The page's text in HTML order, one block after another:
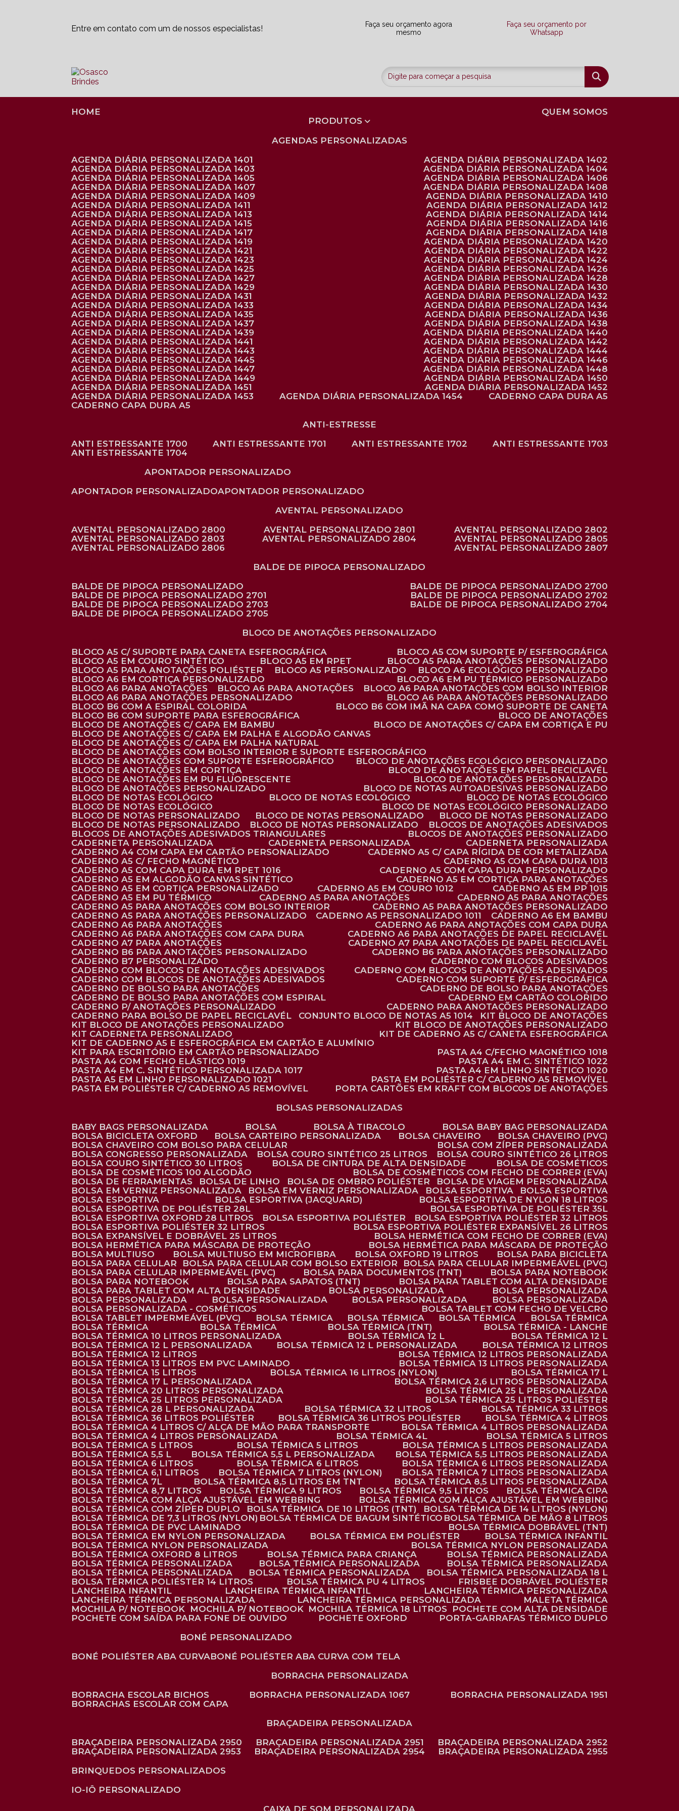
Entre em contato com um de nossos especialistas!
Faça seu orçamento agora
mesmo
Faça seu orçamento por
Whatsapp
HOME
QUEM SOMOS
PRODUTOS
AGENDAS PERSONALIZADAS
AGENDA DIÁRIA PERSONALIZADA 1401
AGENDA DIÁRIA PERSONALIZADA 1402
AGENDA DIÁRIA PERSONALIZADA 1403
AGENDA DIÁRIA PERSONALIZADA 1404
AGENDA DIÁRIA PERSONALIZADA 1405
AGENDA DIÁRIA PERSONALIZADA 1406
AGENDA DIÁRIA PERSONALIZADA 1407
AGENDA DIÁRIA PERSONALIZADA 1408
AGENDA DIÁRIA PERSONALIZADA 1409
AGENDA DIÁRIA PERSONALIZADA 1410
AGENDA DIÁRIA PERSONALIZADA 1411
AGENDA DIÁRIA PERSONALIZADA 1412
AGENDA DIÁRIA PERSONALIZADA 1413
AGENDA DIÁRIA PERSONALIZADA 1414
AGENDA DIÁRIA PERSONALIZADA 1415
AGENDA DIÁRIA PERSONALIZADA 1416
AGENDA DIÁRIA PERSONALIZADA 1417
AGENDA DIÁRIA PERSONALIZADA 1418
AGENDA DIÁRIA PERSONALIZADA 1419
AGENDA DIÁRIA PERSONALIZADA 1420
AGENDA DIÁRIA PERSONALIZADA 1421
AGENDA DIÁRIA PERSONALIZADA 1422
AGENDA DIÁRIA PERSONALIZADA 1423
AGENDA DIÁRIA PERSONALIZADA 1424
AGENDA DIÁRIA PERSONALIZADA 1425
AGENDA DIÁRIA PERSONALIZADA 1426
AGENDA DIÁRIA PERSONALIZADA 1427
AGENDA DIÁRIA PERSONALIZADA 1428
AGENDA DIÁRIA PERSONALIZADA 1429
AGENDA DIÁRIA PERSONALIZADA 1430
AGENDA DIÁRIA PERSONALIZADA 1431
AGENDA DIÁRIA PERSONALIZADA 1432
AGENDA DIÁRIA PERSONALIZADA 1433
AGENDA DIÁRIA PERSONALIZADA 1434
AGENDA DIÁRIA PERSONALIZADA 1435
AGENDA DIÁRIA PERSONALIZADA 1436
AGENDA DIÁRIA PERSONALIZADA 1437
AGENDA DIÁRIA PERSONALIZADA 1438
AGENDA DIÁRIA PERSONALIZADA 1439
AGENDA DIÁRIA PERSONALIZADA 1440
AGENDA DIÁRIA PERSONALIZADA 1441
AGENDA DIÁRIA PERSONALIZADA 1442
AGENDA DIÁRIA PERSONALIZADA 1443
AGENDA DIÁRIA PERSONALIZADA 1444
AGENDA DIÁRIA PERSONALIZADA 1445
AGENDA DIÁRIA PERSONALIZADA 1446
AGENDA DIÁRIA PERSONALIZADA 1447
AGENDA DIÁRIA PERSONALIZADA 1448
AGENDA DIÁRIA PERSONALIZADA 1449
AGENDA DIÁRIA PERSONALIZADA 1450
AGENDA DIÁRIA PERSONALIZADA 1451
AGENDA DIÁRIA PERSONALIZADA 1452
AGENDA DIÁRIA PERSONALIZADA 1453
AGENDA DIÁRIA PERSONALIZADA 1454
CADERNO CAPA DURA A5
CADERNO CAPA DURA A5
ANTI-ESTRESSE
ANTI ESTRESSANTE 1700
ANTI ESTRESSANTE 1701 ANTI ESTRESSANTE 1702
ANTI ESTRESSANTE 1703
ANTI ESTRESSANTE 1704
APONTADOR PERSONALIZADO
APONTADOR PERSONALIZADO
APONTADOR PERSONALIZADO
AVENTAL PERSONALIZADO
AVENTAL PERSONALIZADO 2800
AVENTAL PERSONALIZADO 2801
AVENTAL PERSONALIZADO 2802
AVENTAL PERSONALIZADO 2803
AVENTAL PERSONALIZADO 2804
AVENTAL PERSONALIZADO 2805
AVENTAL PERSONALIZADO 2806
AVENTAL PERSONALIZADO 2807
BALDE DE PIPOCA PERSONALIZADO
BALDE DE PIPOCA PERSONALIZADO
BALDE DE PIPOCA PERSONALIZADO 2700
BALDE DE PIPOCA PERSONALIZADO 2701
BALDE DE PIPOCA PERSONALIZADO 2702
BALDE DE PIPOCA PERSONALIZADO 2703
BALDE DE PIPOCA PERSONALIZADO 2704
BALDE DE PIPOCA PERSONALIZADO 2705
BLOCO DE ANOTAÇÕES PERSONALIZADO
BLOCO A5 C/ SUPORTE PARA CANETA ESFEROGRÁFICA
BLOCO A5 COM SUPORTE P/ ESFEROGRÁFICA
BLOCO A5 EM COURO SINTÉTICO
BLOCO A5 EM RPET
BLOCO A5 PARA ANOTAÇÕES PERSONALIZADO
BLOCO A5 PARA ANOTAÇÕES POLIÉSTER
BLOCO A5 PERSONALIZADO
BLOCO A6 ECOLÓGICO PERSONALIZADO
BLOCO A6 EM CORTIÇA PERSONALIZADO
BLOCO A6 EM PU TÉRMICO PERSONALIZADO
BLOCO A6 PARA ANOTAÇÕES
BLOCO A6 PARA ANOTAÇÕES
BLOCO A6 PARA ANOTAÇÕES COM BOLSO INTERIOR
BLOCO A6 PARA ANOTAÇÕES PERSONALIZADO
BLOCO A6 PARA ANOTAÇÕES PERSONALIZADO
BLOCO B6 COM A ESPIRAL COLORIDA
BLOCO B6 COM IMÃ NA CAPA COMO SUPORTE DE CANETA
BLOCO B6 COM SUPORTE PARA ESFEROGRÁFICA
BLOCO DE ANOTAÇÕES
BLOCO DE ANOTAÇÕES C/ CAPA EM BAMBU
BLOCO DE ANOTAÇÕES C/ CAPA EM CORTIÇA E PU
BLOCO DE ANOTAÇÕES C/ CAPA EM PALHA E ALGODÃO CANVAS
BLOCO DE ANOTAÇÕES C/ CAPA EM PALHA NATURAL
BLOCO DE ANOTAÇÕES COM BOLSO INTERIOR E SUPORTE ESFEROGRÁFICO
BLOCO DE ANOTAÇÕES COM SUPORTE ESFEROGRÁFICO
BLOCO DE ANOTAÇÕES ECOLÓGICO PERSONALIZADO
BLOCO DE ANOTAÇÕES EM CORTIÇA
BLOCO DE ANOTAÇÕES EM PAPEL RECICLAVÉL
BLOCO DE ANOTAÇÕES EM PU FLUORESCENTE
BLOCO DE ANOTAÇÕES PERSONALIZADO
BLOCO DE ANOTAÇÕES PERSONALIZADO
BLOCO DE NOTAS AUTOADESIVAS PERSONALIZADO
BLOCO DE NOTAS ECOLÓGICO
BLOCO DE NOTAS ECOLÓGICO
BLOCO DE NOTAS ECOLÓGICO
BLOCO DE NOTAS ECOLÓGICO
BLOCO DE NOTAS ECOLÓGICO PERSONALIZADO
BLOCO DE NOTAS PERSONALIZADO
BLOCO DE NOTAS PERSONALIZADO
BLOCO DE NOTAS PERSONALIZADO
BLOCO DE NOTAS PERSONALIZADO
BLOCO DE NOTAS PERSONALIZADO
BLOCOS DE ANOTAÇÕES ADESIVADOS
BLOCOS DE ANOTAÇÕES ADESIVADOS TRIANGULARES
BLOCOS DE ANOTAÇÕES PERSONALIZADO
CADERNETA PERSONALIZADA
CADERNETA PERSONALIZADA
CADERNETA PERSONALIZADA
CADERNO A4 COM CAPA EM CARTÃO PERSONALIZADO
CADERNO A5 C/ CAPA RÍGIDA DE COR METALIZADA
CADERNO A5 C/ FECHO MAGNÉTICO
CADERNO A5 COM CAPA DURA 1013
CADERNO A5 COM CAPA DURA EM RPET 1016
CADERNO A5 COM CAPA DURA PERSONALIZADO
CADERNO A5 EM ALGODÃO CANVAS SINTÉTICO
CADERNO A5 EM CORTIÇA PARA ANOTAÇÕES
CADERNO A5 EM CORTIÇA PERSONALIZADO
CADERNO A5 EM COURO 1012
CADERNO A5 EM PP 1015
CADERNO A5 EM PU TÉRMICO
CADERNO A5 PARA ANOTAÇÕES
CADERNO A5 PARA ANOTAÇÕES
CADERNO A5 PARA ANOTAÇÕES COM BOLSO INTERIOR
CADERNO A5 PARA ANOTAÇÕES PERSONALIZADO
CADERNO A5 PARA ANOTAÇÕES PERSONALIZADO
CADERNO A5 PERSONALIZADO 1011
CADERNO A6 EM BAMBU
CADERNO A6 PARA ANOTAÇÕES
CADERNO A6 PARA ANOTAÇÕES COM CAPA DURA
CADERNO A6 PARA ANOTAÇÕES COM CAPA DURA
CADERNO A6 PARA ANOTAÇÕES DE PAPEL RECICLAVÉL
CADERNO A7 PARA ANOTAÇÕES
CADERNO A7 PARA ANOTAÇÕES DE PAPEL RECICLAVÉL
CADERNO B6 PARA ANOTAÇÕES PERSONALIZADO
CADERNO B6 PARA ANOTAÇÕES PERSONALIZADO
CADERNO B7 PERSONALIZADO
CADERNO COM BLOCOS ADESIVADOS
CADERNO COM BLOCOS DE ANOTAÇÕES ADESIVADOS
CADERNO COM BLOCOS DE ANOTAÇÕES ADESIVADOS
CADERNO COM BLOCOS DE ANOTAÇÕES ADESIVADOS
CADERNO COM SUPORTE P/ ESFEROGRÁFICA
CADERNO DE BOLSO PARA ANOTAÇÕES
CADERNO DE BOLSO PARA ANOTAÇÕES
CADERNO DE BOLSO PARA ANOTAÇÕES COM ESPIRAL
CADERNO EM CARTÃO COLORIDO
CADERNO P/ ANOTAÇÕES PERSONALIZADO
CADERNO PARA ANOTAÇÕES PERSONALIZADO
CADERNO PARA BOLSO DE PAPEL RECICLAVÉL
CONJUNTO BLOCO DE NOTAS A5 1014
KIT BLOCO DE ANOTAÇÕES
KIT BLOCO DE ANOTAÇÕES PERSONALIZADO
KIT BLOCO DE ANOTAÇÕES PERSONALIZADO
KIT CADERNETA PERSONALIZADO
KIT DE CADERNO A5 C/ CANETA ESFEROGRÁFICA
KIT DE CADERNO A5 E ESFEROGRÁFICA EM CARTÃO E ALUMÍNIO
KIT PARA ESCRITÓRIO EM CARTÃO PERSONALIZADO
PASTA A4 C/FECHO MAGNÉTICO 1018
PASTA A4 COM FECHO ELÁSTICO 1019
PASTA A4 EM C. SINTÉTICO 1022
PASTA A4 EM C. SINTÉTICO PERSONALIZADA 1017
PASTA A4 EM LINHO SINTÉTICO 1020
PASTA A5 EM LINHO PERSONALIZADO 1021
PASTA EM POLIÉSTER C/ CADERNO A5 REMOVÍVEL
PASTA EM POLIÉSTER C/ CADERNO A5 REMOVÍVEL
PORTA CARTÕES EM KRAFT COM BLOCOS DE ANOTAÇÕES
BOLSAS PERSONALIZADAS
BABY BAGS PERSONALIZADA
BOLSA BOLSA À TIRACOLO
BOLSA BABY BAG PERSONALIZADA
BOLSA BICICLETA OXFORD
BOLSA CARTEIRO PERSONALIZADA BOLSA CHAVEIRO
BOLSA CHAVEIRO (PVC)
BOLSA CHAVEIRO COM BOLSO PARA CELULAR
BOLSA COM ZÍPER PERSONALIZADA
BOLSA CONGRESSO PERSONALIZADA
BOLSA COURO SINTÉTICO 25 LITROS
BOLSA COURO SINTÉTICO 26 LITROS
BOLSA COURO SINTÉTICO 30 LITROS
BOLSA DE CINTURA DE ALTA DENSIDADE
BOLSA DE COSMÉTICOS
BOLSA DE COSMÉTICOS 100 ALGODÃO
BOLSA DE COSMÉTICOS COM FECHO DE CORRER (EVA)
BOLSA DE FERRAMENTAS
BOLSA DE LINHO BOLSA DE OMBRO POLIÉSTER
BOLSA DE VIAGEM PERSONALIZADA
BOLSA EM VERNIZ PERSONALIZADA
BOLSA EM VERNIZ PERSONALIZADA BOLSA ESPORTIVA
BOLSA ESPORTIVA
BOLSA ESPORTIVA
BOLSA ESPORTIVA (JACQUARD)
BOLSA ESPORTIVA DE NYLON 18 LITROS
BOLSA ESPORTIVA DE POLIÉSTER 28L
BOLSA ESPORTIVA DE POLIÉSTER 35L
BOLSA ESPORTIVA OXFORD 28 LITROS
BOLSA ESPORTIVA POLIÉSTER
BOLSA ESPORTIVA POLIÉSTER 32 LITROS
BOLSA ESPORTIVA POLIÉSTER 32 LITROS
BOLSA ESPORTIVA POLIÉSTER EXPANSÍVEL 26 LITROS
BOLSA EXPANSÍVEL E DOBRÁVEL 25 LITROS
BOLSA HERMÉTICA COM FECHO DE CORRER (EVA)
BOLSA HERMÉTICA PARA MÁSCARA DE PROTEÇÃO
BOLSA HERMÉTICA PARA MÁSCARA DE PROTEÇÃO
BOLSA MULTIUSO
BOLSA MULTIUSO EM MICROFIBRA BOLSA OXFORD 19 LITROS
BOLSA PARA BICICLETA
BOLSA PARA CELULAR
BOLSA PARA CELULAR COM BOLSO EXTERIOR
BOLSA PARA CELULAR IMPERMEÁVEL (PVC)
BOLSA PARA CELULAR IMPERMEÁVEL (PVC)
BOLSA PARA DOCUMENTOS (TNT)
BOLSA PARA NOTEBOOK
BOLSA PARA NOTEBOOK
BOLSA PARA SAPATOS (TNT)
BOLSA PARA TABLET COM ALTA DENSIDADE
BOLSA PARA TABLET COM ALTA DENSIDADE
BOLSA PERSONALIZADA
BOLSA PERSONALIZADA
BOLSA PERSONALIZADA
BOLSA PERSONALIZADA BOLSA PERSONALIZADA
BOLSA PERSONALIZADA
BOLSA PERSONALIZADA - COSMÉTICOS
BOLSA TABLET COM FECHO DE VELCRO
BOLSA TABLET IMPERMEÁVEL (PVC)
BOLSA TÉRMICA BOLSA TÉRMICA BOLSA TÉRMICA
BOLSA TÉRMICA
BOLSA TÉRMICA
BOLSA TÉRMICA BOLSA TÉRMICA (TNT)
BOLSA TÉRMICA - LANCHE
BOLSA TÉRMICA 10 LITROS PERSONALIZADA
BOLSA TÉRMICA 12 L
BOLSA TÉRMICA 12 L
BOLSA TÉRMICA 12 L PERSONALIZADA
BOLSA TÉRMICA 12 L PERSONALIZADA
BOLSA TÉRMICA 12 LITROS
BOLSA TÉRMICA 12 LITROS
BOLSA TÉRMICA 12 LITROS PERSONALIZADA
BOLSA TÉRMICA 13 LITROS EM PVC LAMINADO
BOLSA TÉRMICA 13 LITROS PERSONALIZADA
BOLSA TÉRMICA 15 LITROS
BOLSA TÉRMICA 16 LITROS (NYLON)
BOLSA TÉRMICA 17 L
BOLSA TÉRMICA 17 L PERSONALIZADA
BOLSA TÉRMICA 2,6 LITROS PERSONALIZADA
BOLSA TÉRMICA 20 LITROS PERSONALIZADA
BOLSA TÉRMICA 25 L PERSONALIZADA
BOLSA TÉRMICA 25 LITROS PERSONALIZADA
BOLSA TÉRMICA 25 LITROS POLIÉSTER
BOLSA TÉRMICA 28 L PERSONALIZADA
BOLSA TÉRMICA 32 LITROS
BOLSA TÉRMICA 33 LITROS
BOLSA TÉRMICA 36 LITROS POLIÉSTER
BOLSA TÉRMICA 36 LITROS POLIÉSTER
BOLSA TÉRMICA 4 LITROS
BOLSA TÉRMICA 4 LITROS C/ ALÇA DE MÃO PARA TRANSPORTE
BOLSA TÉRMICA 4 LITROS PERSONALIZADA
BOLSA TÉRMICA 4 LITROS PERSONALIZADA
BOLSA TÉRMICA 4L
BOLSA TÉRMICA 5 LITROS
BOLSA TÉRMICA 5 LITROS
BOLSA TÉRMICA 5 LITROS
BOLSA TÉRMICA 5 LITROS PERSONALIZADA
BOLSA TÉRMICA 5,5 L
BOLSA TÉRMICA 5,5 L PERSONALIZADA
BOLSA TÉRMICA 5,5 LITROS PERSONALIZADA
BOLSA TÉRMICA 6 LITROS
BOLSA TÉRMICA 6 LITROS
BOLSA TÉRMICA 6 LITROS PERSONALIZADA
BOLSA TÉRMICA 6,1 LITROS
BOLSA TÉRMICA 7 LITROS (NYLON)
BOLSA TÉRMICA 7 LITROS PERSONALIZADA
BOLSA TÉRMICA 7L
BOLSA TÉRMICA 8,5 LITROS EM TNT
BOLSA TÉRMICA 8,5 LITROS PERSONALIZADA
BOLSA TÉRMICA 8,7 LITROS
BOLSA TÉRMICA 9 LITROS BOLSA TÉRMICA 9,5 LITROS
BOLSA TÉRMICA CIPA
BOLSA TÉRMICA COM ALÇA AJUSTÁVEL EM WEBBING
BOLSA TÉRMICA COM ALÇA AJUSTÁVEL EM WEBBING
BOLSA TÉRMICA COM ZÍPER DUPLO
BOLSA TÉRMICA DE 10 LITROS (TNT)
BOLSA TÉRMICA DE 14 LITROS (NYLON)
BOLSA TÉRMICA DE 7,3 LITROS (NYLON)
BOLSA TÉRMICA DE BAGUM SINTÉTICO
BOLSA TÉRMICA DE MÃO 8 LITROS
BOLSA TÉRMICA DE PVC LAMINADO
BOLSA TÉRMICA DOBRÁVEL (TNT)
BOLSA TÉRMICA EM NYLON PERSONALIZADA
BOLSA TÉRMICA EM POLIÉSTER
BOLSA TÉRMICA INFANTIL
BOLSA TÉRMICA NYLON PERSONALIZADA
BOLSA TÉRMICA NYLON PERSONALIZADA
BOLSA TÉRMICA OXFORD 8 LITROS
BOLSA TÉRMICA PARA CRIANÇA
BOLSA TÉRMICA PERSONALIZADA
BOLSA TÉRMICA PERSONALIZADA
BOLSA TÉRMICA PERSONALIZADA
BOLSA TÉRMICA PERSONALIZADA
BOLSA TÉRMICA PERSONALIZADA
BOLSA TÉRMICA PERSONALIZADA
BOLSA TÉRMICA PERSONALIZADA 18 L
BOLSA TÉRMICA POLIÉSTER 14 LITROS
BOLSA TÉRMICA PU 4 LITROS
FRISBEE DOBRÁVEL POLIÉSTER
LANCHEIRA INFANTIL
LANCHEIRA TÉRMICA INFANTIL
LANCHEIRA TÉRMICA PERSONALIZADA
LANCHEIRA TÉRMICA PERSONALIZADA
LANCHEIRA TÉRMICA PERSONALIZADA
MALETA TÉRMICA
MOCHILA P/ NOTEBOOK
MOCHILA P/ NOTEBOOK MOCHILA TÉRMICA 18 LITROS
POCHETE COM ALTA DENSIDADE
POCHETE COM SAÍDA PARA FONE DE OUVIDO
POCHETE OXFORD
PORTA-GARRAFAS TÉRMICO DUPLO
BONÉ PERSONALIZADO
BONÉ POLIÉSTER ABA CURVA
BONÉ POLIÉSTER ABA CURVA COM TELA
BORRACHA PERSONALIZADA
BORRACHA ESCOLAR BICHOS
BORRACHA PERSONALIZADA 1067
BORRACHA PERSONALIZADA 1951
BORRACHAS ESCOLAR COM CAPA
BRAÇADEIRA PERSONALIZADA
BRAÇADEIRA PERSONALIZADA 2950
BRAÇADEIRA PERSONALIZADA 2951
BRAÇADEIRA PERSONALIZADA 2952
BRAÇADEIRA PERSONALIZADA 2953
BRAÇADEIRA PERSONALIZADA 2954
BRAÇADEIRA PERSONALIZADA 2955
BRINQUEDOS PERSONALIZADOS
IO-IÔ PERSONALIZADO
CAIXA DE SOM PERSONALIZADA